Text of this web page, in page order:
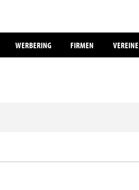
WERBERING FIRMEN VEREINE